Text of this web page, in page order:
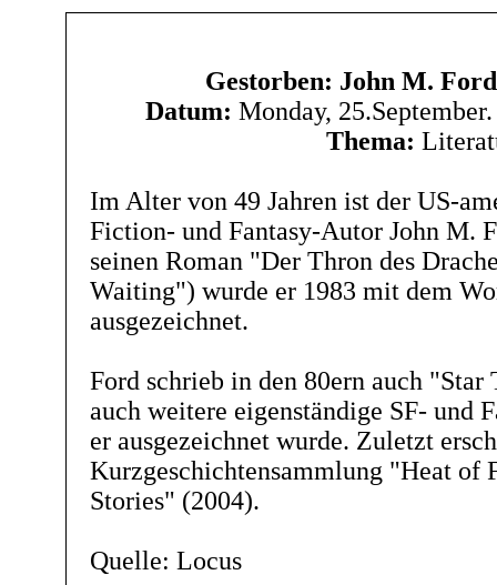
Gestorben: John M.
Datum: Monday,
Thema:
Im Alter von 49 Jahren ist der US-
Fiction- und Fantasy-Autor John M.
seinen Roman "Der Thron des
Waiting") wurde er 1983 mit dem
ausgezeichnet.
Ford schrieb in den 80ern auch "Star
auch weitere eigenständige SF- und
er ausgezeichnet wurde. Zuletzt
Kurzgeschichtensammlung "Heat of
Stories" (2004).
Quelle: Locus